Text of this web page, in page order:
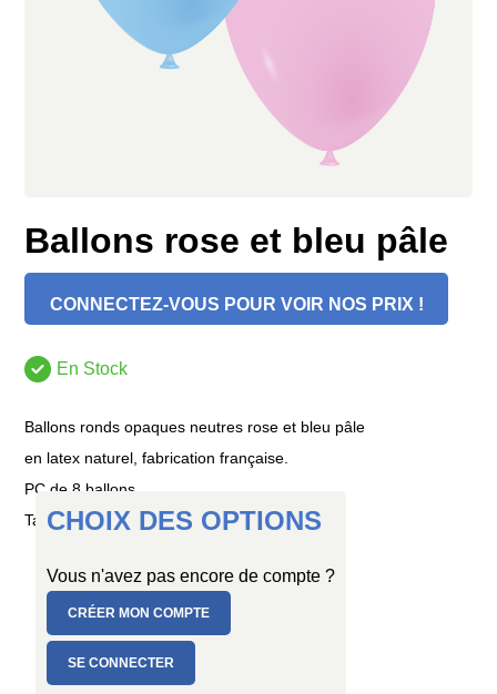
Ballons rose et bleu pâle
CONNECTEZ-VOUS POUR VOIR NOS PRIX !
En Stock
Ballons ronds opaques neutres rose et bleu pâle
en latex naturel, fabrication française.
PC de 8 ballons
Taille : Ø 30/34 cm
CHOIX DES OPTIONS
Vous n'avez pas encore de compte ?
CRÉER MON COMPTE
SE CONNECTER